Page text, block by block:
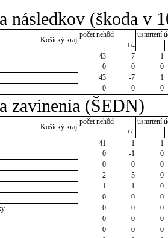
následkov (škoda v
Košický kraj
počet nehôd
usmrtení
+/-
43 -7
1
0 0
0
43 -7
1
0 0 0
zavinenia (ŠEDN)
Košický kraj
počet nehôd
usmrtení
+/-
41 1
1
0 -1
0
0 0
0
2 -5
0
1 -1
0
0 0
0
0 0
0
0 0
0
0 0
0